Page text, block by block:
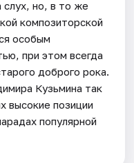
слух, но, в то же
композиторской
особым
при этом всегда
доброго рока.
Кузьмина так
высокие позиции
популярной